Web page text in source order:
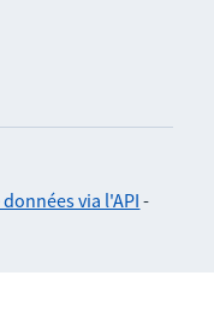
via l'API -